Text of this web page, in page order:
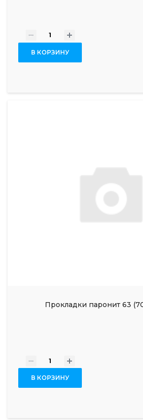
- +
В КОРЗИНУ
Прокладки паронит 63
- +
В КОРЗИНУ